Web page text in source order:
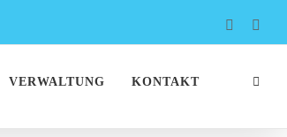
Facebook
VERWALTUNG KONTAKT